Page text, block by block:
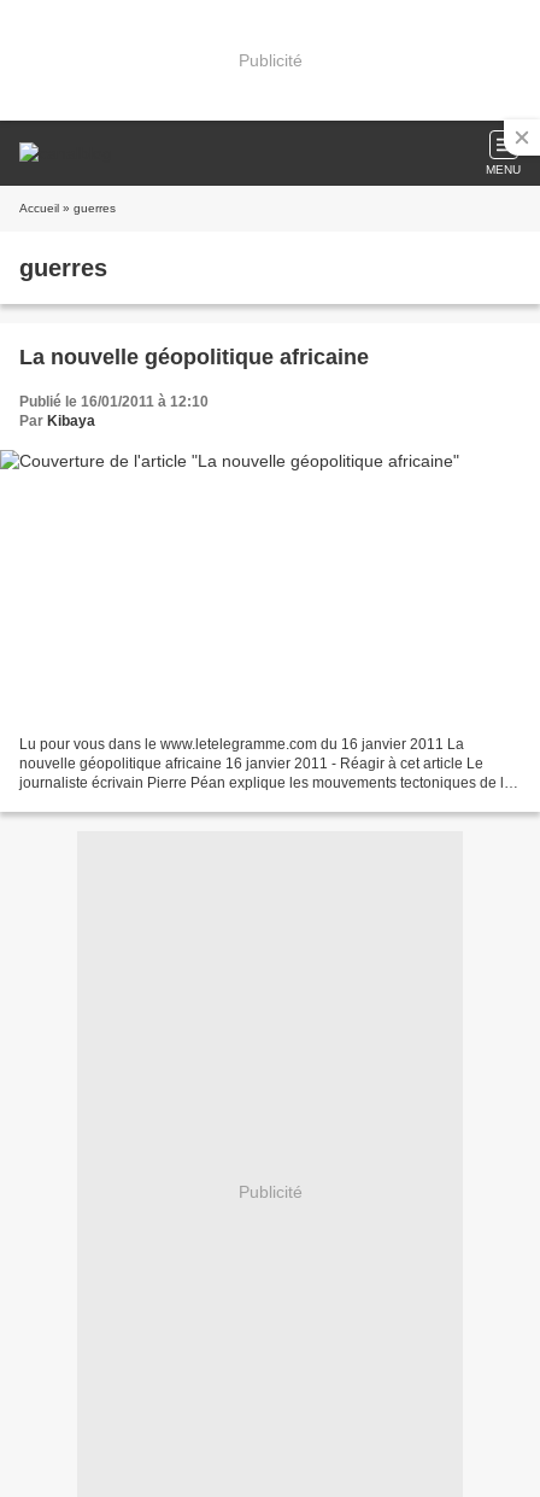
Publicité
MENU
Accueil » guerres
guerres
La nouvelle géopolitique africaine
Publié le 16/01/2011 à 12:10
Par Kibaya
Lu pour vous dans le www.letelegramme.com du 16 janvier 2011 La
nouvelle géopolitique africaine 16 janvier 2011 - Réagir à cet article Le
journaliste écrivain Pierre Péan explique les mouvements tectoniques de la
Publicité